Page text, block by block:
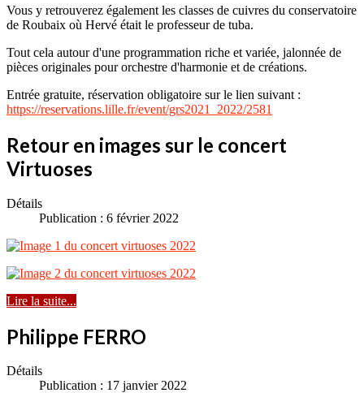
Vous y retrouverez également les classes de cuivres du conservatoire
de Roubaix où Hervé était le professeur de tuba.
Tout cela autour d'une programmation riche et variée, jalonnée de
pièces originales pour orchestre d'harmonie et de créations.
Entrée gratuite, réservation obligatoire sur le lien suivant :
https://reservations.lille.fr/event/grs2021_2022/2581
Retour en images sur le concert
Virtuoses
Détails
Publication : 6 février 2022
Lire la suite...
Philippe FERRO
Détails
Publication : 17 janvier 2022